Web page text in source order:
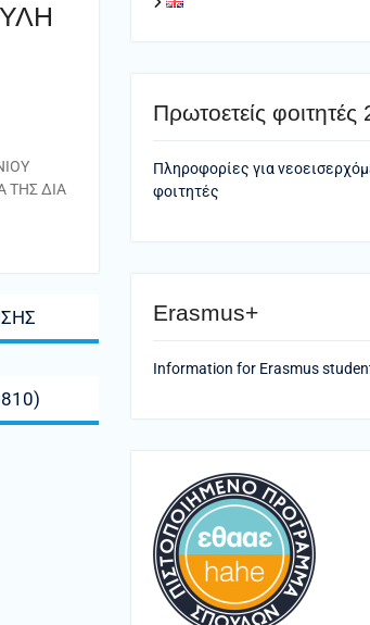
ΤΗΣ ΔΙΑ
Πρωτοετείς
Πληροφορίες για
φοιτητές
Erasmus+
Information for Erasmus